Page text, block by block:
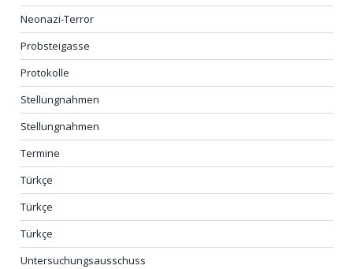
Neonazi-Terror
Probsteigasse
Protokolle
Stellungnahmen
Stellungnahmen
Termine
Türkçe
Türkçe
Türkçe
Untersuchungsausschuss